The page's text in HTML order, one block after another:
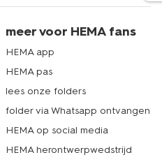
meer voor HEMA fans
HEMA app
HEMA pas
lees onze folders
folder via Whatsapp ontvangen
HEMA op social media
HEMA herontwerpwedstrijd